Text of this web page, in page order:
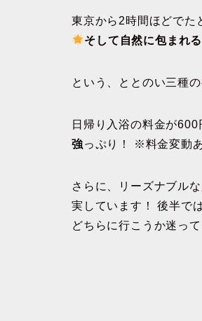
東京から2時間ほどでた
そして自然に包まれ
という、ととのい三種
日帰り入浴の料金が
強っぷり！ ※料金変動
さらに、リーズナブル
実しています！ 後半で
どちらに行こうか迷っ